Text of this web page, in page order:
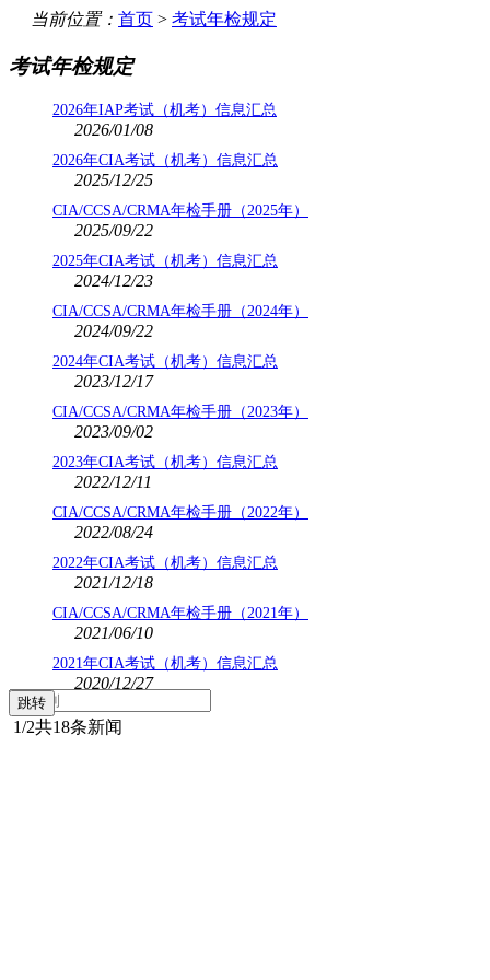
当前位置： 首页 > 考试年检规定
考试年检规定
2026年IAP考试（机考）信息汇总
2026/01/08
2026年CIA考试（机考）信息汇总
2025/12/25
CIA/CCSA/CRMA年检手册（2025年）
2025/09/22
2025年CIA考试（机考）信息汇总
2024/12/23
CIA/CCSA/CRMA年检手册（2024年）
2024/09/22
2024年CIA考试（机考）信息汇总
2023/12/17
CIA/CCSA/CRMA年检手册（2023年）
2023/09/02
2023年CIA考试（机考）信息汇总
2022/12/11
CIA/CCSA/CRMA年检手册（2022年）
2022/08/24
2022年CIA考试（机考）信息汇总
2021/12/18
CIA/CCSA/CRMA年检手册（2021年）
2021/06/10
2021年CIA考试（机考）信息汇总
2020/12/27
1/2共18条新闻